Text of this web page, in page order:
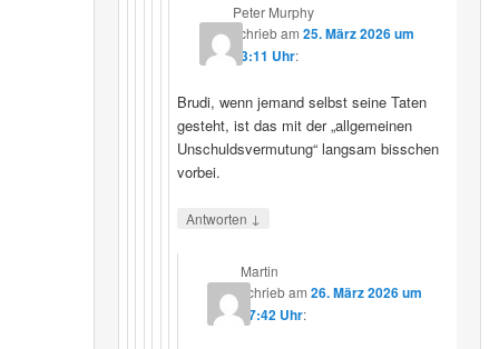
Peter Murphy
schriebam 25. März 2026 um
23:11 Uhr:
Brudi, wenn jemand selbst seine Taten
gesteht, ist das mit der „allgemeinen
Unschuldsvermutung“ langsam bisschen
vorbei.
Antworten ↓
Martin
schriebam26. März 2026 um
07:42 Uhr: